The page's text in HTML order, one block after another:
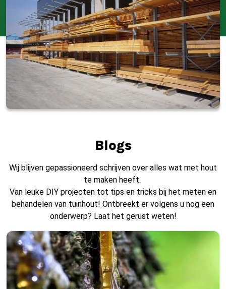
Blogs
Wij blijven gepassioneerd schrijven over alles wat met hout
te maken heeft.
Van leuke DIY projecten tot tips en tricks bij het meten en
behandelen van tuinhout! Ontbreekt er volgens u nog een
onderwerp? Laat het gerust weten!